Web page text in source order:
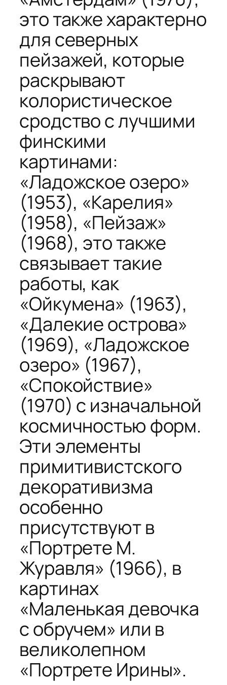
это также характерно
для северных
пейзажей, которые
раскрывают
колористическое
сродство с лучшими
финскими
картинами:
«Ладожское озеро»
(1953), «Карелия»
(1958), «Пейзаж»
(1968), это также
связывает такие
работы, как
«Ойкумена» (1963),
«Далекие острова»
(1969), «Ладожское
озеро» (1967),
«Спокойствие»
(1970) с изначальной
космичностью форм.
Эти элементы
примитивистского
декоративизма
особенно
присутствуют в
«Портрете М.
Журавля» (1966), в
картинах
«Маленькая девочка
с обручем» или в
великолепном
«Портрете Ирины».